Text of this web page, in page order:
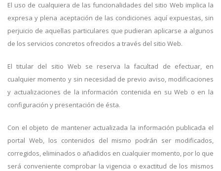
El uso de cualquiera de las funcionalidades del sitio Web implica la
expresa y plena aceptación de las condiciones aquí expuestas, sin
perjuicio de aquellas particulares que pudieran aplicarse a algunos
de los servicios concretos ofrecidos a través del sitio Web.
El titular del sitio Web se reserva la facultad de efectuar, en
cualquier momento y sin necesidad de previo aviso, modificaciones
y actualizaciones de la información contenida en su Web o en la
configuración y presentación de ésta.
Con el objeto de mantener actualizada la información publicada el
portal Web, los contenidos del mismo podrán ser modificados,
corregidos, eliminados o añadidos en cualquier momento, por lo que
será conveniente comprobar la vigencia o exactitud de los mismos